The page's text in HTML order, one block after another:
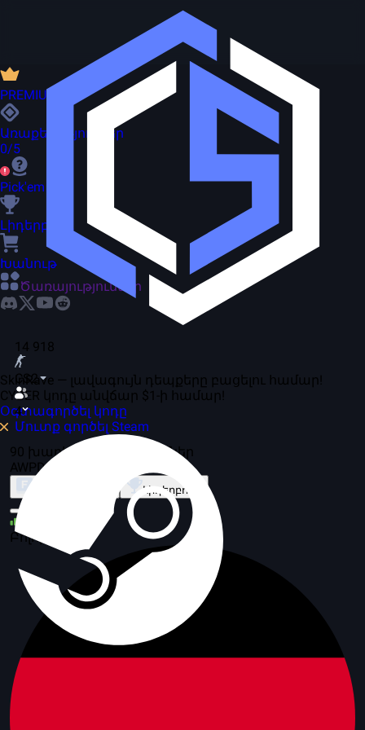
14 918
CS2
4
Մուտք գործել Steam
PREMIUM
Առաքելություններ
0/5
Pick'em
Լիդերբորդ
Խանութ
Ծառայություններ
SkinRave — լավագույն դեպքերը բացելու համար!
CYBER կոդը անվճար $1-ի համար!
Օգտագործել կոդը
90 խաղի մեջ, 27 սերվերներ
AWPDM
Լիդերբորդ
Բոլորը